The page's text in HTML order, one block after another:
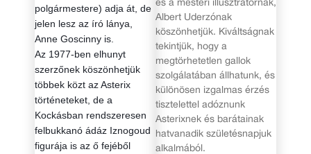
polgármestere) adja át, de
jelen lesz az író lánya,
Anne Goscinny is.
Az 1977-ben elhunyt
szerzőnek köszönhetjük
többek közt az Asterix
történeteket, de a
Kockásban rendszeresen
felbukkanó ádáz Iznogoud
figurája is az ő fejéből
és a mesteri illusztrátornak,
Albert Uderzónak
köszönhetjük. Kiváltságnak
tekintjük, hogy a
megtörhetetlen gallok
szolgálatában állhatunk, és
különösen izgalmas érzés
tisztelettel adóznunk
Asterixnek és barátainak
hatvanadik születésnapjuk
alkalmából.